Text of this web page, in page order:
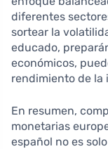
diferentes
sortear la
educado,
económicos,
rendimiento de la
En resumen,
monetarias
español no es